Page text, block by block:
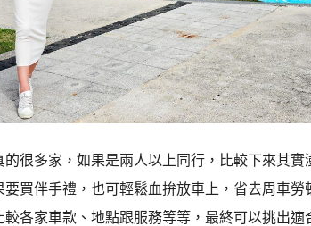
的很多家，如果是兩人以上同行，比較下來其
要買伴手禮，也可輕鬆血拚放車上，省去周車
各家車款、地點跟服務等等，最終可以挑出適